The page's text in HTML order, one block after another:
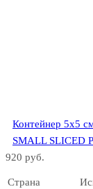
Контейнер 5х5
SMALL SLICED
920 руб.
Страна